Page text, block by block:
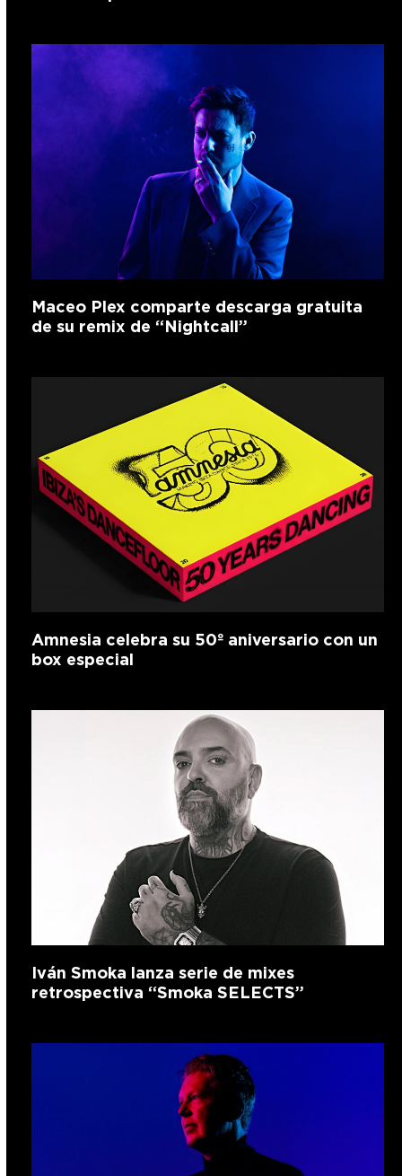
Maceo Plex comparte descarga gratuita
de su remix de “Nightcall”
Amnesia celebra su 50º aniversario con un
box especial
Iván Smoka lanza serie de mixes
retrospectiva “Smoka SELECTS”